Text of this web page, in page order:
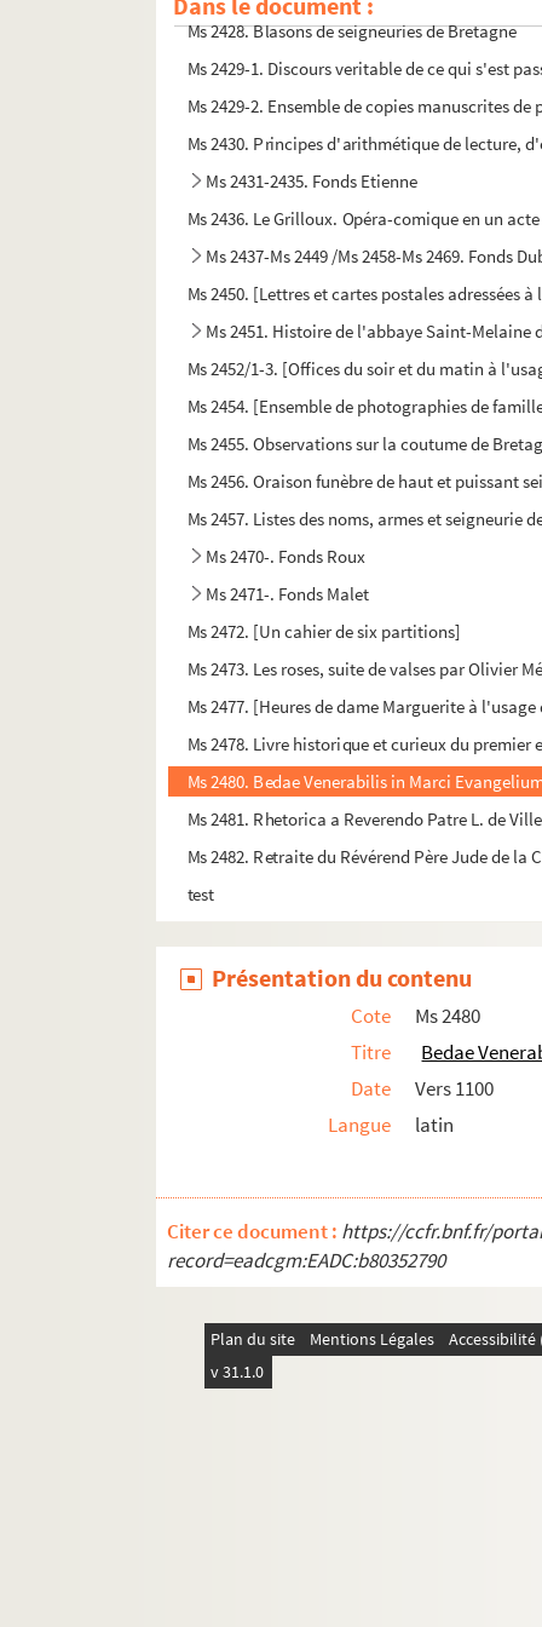
Ms 2428. Blasons de seigneuries de Bretagne
Ms 2429-1. Discours veritable de ce qui s'est
Ms 2429-2. Ensemble de copies manuscrites
Ms 2430. Principes d'arithmétique de lecture,
Ms 2431-2435. Fonds Etienne
Ms 2436. Le Grilloux. Opéra-comique en un acte
Ms 2437-Ms 2449 /Ms 2458-Ms 2469. Fonds
Ms 2450. [Lettres et cartes postales adressées
Ms 2451. Histoire de l'abbaye Saint-Melaine
Ms 2452/1-3. [Offices du soir et du matin à
Ms 2454. [Ensemble de photographies de
Ms 2455. Observations sur la coutume de
Ms 2456. Oraison funèbre de haut et puissant
Ms 2457. Listes des noms, armes et
Ms 2470-. Fonds Roux
Ms 2471-. Fonds Malet
Ms 2472. [Un cahier de six partitions]
Ms 2473. Les roses, suite de valses par Olivier
Ms 2477. [Heures de dame Marguerite à
Ms 2478. Livre historique et curieux du
Ms 2480. Bedae Venerabilis in Marci
Ms 2481. Rhetorica a Reverendo Patre L. de
Ms 2482. Retraite du Révérend Père Jude de la
test
Présentation du contenu
Cote
Ms 2480
Titre
Bedae
Date
Vers 1100
Langue
latin
Citer ce document : https://ccfr.bnf.fr/
record=eadcgm:EADC:b80352790
Plan du site Mentions Légales
v 31.1.0